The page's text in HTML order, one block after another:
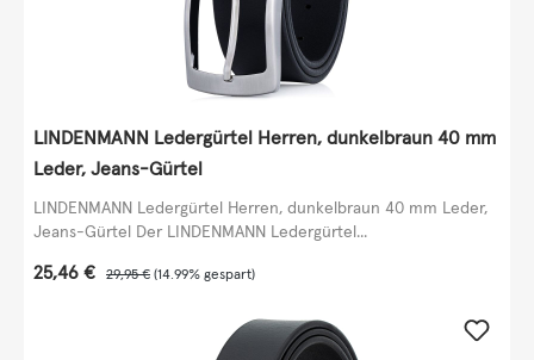
LINDENMANN Ledergürtel Herren, dunkelbraun 40 mm
Leder, Jeans-Gürtel
LINDENMANN Ledergürtel Herren, dunkelbraun 40 mm Leder,
Jeans-Gürtel Der LINDENMANN Ledergürtel...
Verkaufspreis:
25,46 € Regulärer Preis:
29,95 € (14.99% gespart)